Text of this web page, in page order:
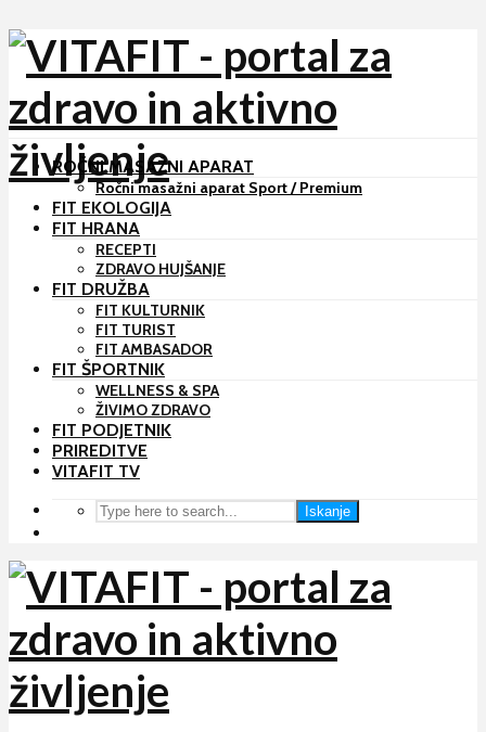
ROČNI MASAŽNI APARAT
Ročni masažni aparat Sport / Premium
FIT EKOLOGIJA
FIT HRANA
RECEPTI
ZDRAVO HUJŠANJE
FIT DRUŽBA
FIT KULTURNIK
FIT TURIST
FIT AMBASADOR
FIT ŠPORTNIK
WELLNESS & SPA
ŽIVIMO ZDRAVO
FIT PODJETNIK
PRIREDITVE
VITAFIT TV
Iskanje